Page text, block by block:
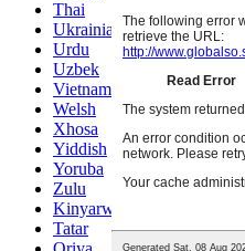
Thai
Ukrainian
Urdu
Uzbek
Vietnamese
Welsh
Xhosa
Yiddish
Yoruba
Zulu
Kinyarwanda
Tatar